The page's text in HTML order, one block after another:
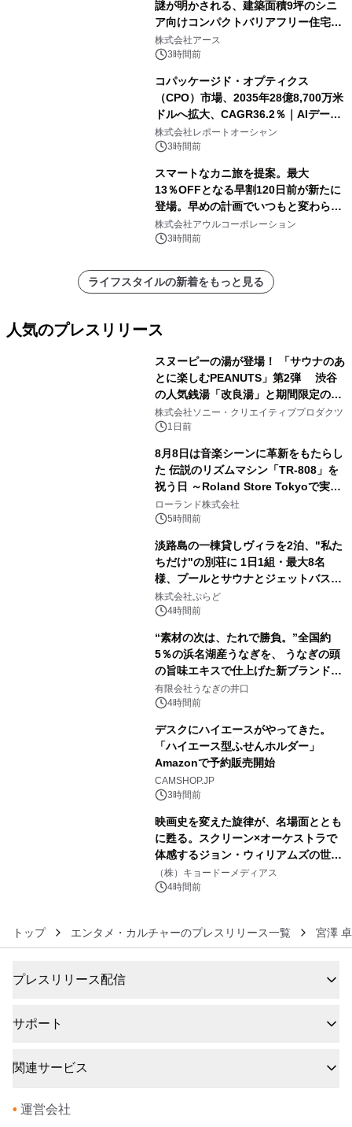
謎が明かされる、建築面積9坪のシニ
ア向けコンパクトバリアフリー住宅が
誕生
株式会社アース
3時間前
コパッケージド・オプティクス
（CPO）市場、2035年28億8,700万米
ドルへ拡大、CAGR36.2％｜AIデータ
センター・高速光通信需要が成長を加
速
株式会社レポートオーシャン
3時間前
スマートなカニ旅を提案。最大
13％OFFとなる早割120日前が新たに
登場。早めの計画でいつもと変わらぬ
大人の冬旅を。ー夕日ヶ浦温泉「佳松
苑 別邸ふうか」ー
株式会社アウルコーポレーション
3時間前
ライフスタイルの新着をもっと見る
人気のプレスリリース
スヌーピーの湯が登場！ 「サウナのあ
とに楽しむPEANUTS」第2弾 渋谷
の人気銭湯「改良湯」と期間限定のコ
ラボレーション サウナイキタイコラ
ボグッズも発売決定！
株式会社ソニー・クリエイティブプロダクツ
1日前
8月8日は音楽シーンに革新をもたらし
た 伝説のリズムマシン「TR-808」を
祝う日 ～Roland Store Tokyoで実機
を展示しての 記念キャンペーンを開
催 英国ラジオ「NTS」の 特別プログ
アーティストを フィーチャーしたアニ
メーションを公開～
ローランド株式会社
5時間前
淡路島の一棟貸しヴィラを2泊、"私た
ちだけ"の別荘に 1日1組・最大8名
様、プールとサウナとジェットバス付
きで Villa Mon Temps AWAJIの連泊
素泊りプラン
株式会社ぷらど
4時間前
“素材の次は、たれで勝負。”全国約
5％の浜名湖産うなぎを、 うなぎの頭
の旨味エキスで仕上げた新ブランド
「井口の誉」誕生
有限会社うなぎの井口
4時間前
デスクにハイエースがやってきた。
「ハイエース型ふせんホルダー」
Amazonで予約販売開始
CAMSHOP.JP
3時間前
映画史を変えた旋律が、名場面ととも
に甦る。スクリーン×オーケストラで
体感するジョン・ウィリアムズの世
界。ジョン・ウィリアムズ：シネマ・
スペクタキュラー・コンサート 開催決
（株）キョードーメディアス
4時間前
トップ エンタメ・カルチャーのプレスリリース一覧 宮澤
プレスリリース配信
サポート
関連サービス
• 運営会社